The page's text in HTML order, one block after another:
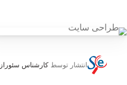
انتشار توسط کارشناس سئوراز